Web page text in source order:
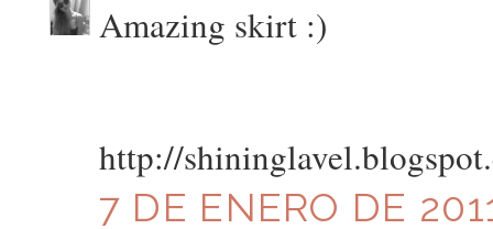
Amazing skirt :)
http://
7 DE ENERO DE